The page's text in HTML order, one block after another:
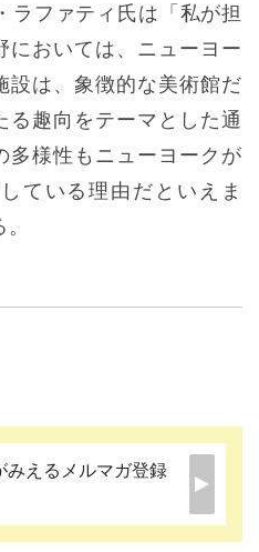
ラファティ氏は「私が担
においては、ニューヨー
設は、象徴的な美術館だ
る趣向をテーマとした通
多様性もニューヨークが
ている理由だといえま
みえるメルマガ登録